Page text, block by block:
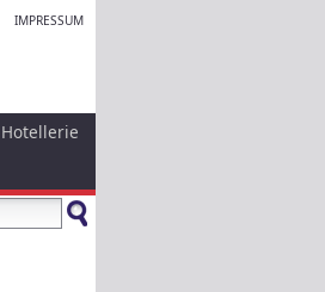
IMPRESSUM
Hotellerie